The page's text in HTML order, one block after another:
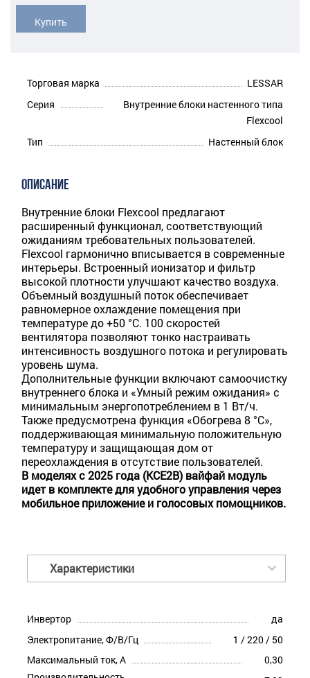
Купить
Торговая марка
LESSAR
Серия
Внутренние блоки настенного типа
Flexcool
Тип
Настенный блок
ОПИСАНИЕ
Внутренние блоки Flexcool предлагают
расширенный функционал, соответствующий
ожиданиям требовательных пользователей.
Flexcool гармонично вписывается в современные
интерьеры. Встроенный ионизатор и фильтр
высокой плотности улучшают качество воздуха.
Объемный воздушный поток обеспечивает
равномерное охлаждение помещения при
температуре до +50 °C. 100 скоростей
вентилятора позволяют тонко настраивать
интенсивность воздушного потока и регулировать
уровень шума.
Дополнительные функции включают самоочистку
внутреннего блока и «Умный режим ожидания» с
минимальным энергопотреблением в 1 Вт/ч.
Также предусмотрена функция «Обогрева 8 °C»,
поддерживающая минимальную положительную
температуру и защищающая дом от
переохлаждения в отсутствие пользователей.
В моделях c 2025 года (KCE2B) вайфай модуль
идет в комплекте для удобного управления через
мобильное приложение и голосовых помощников.
Характеристики
Инвертор
да
Электропитание, Ф/В/Гц
1 / 220 / 50
Максимальный ток, А
0,30